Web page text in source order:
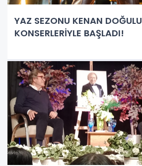
YAZ SEZONU KENAN DOĞULU
KONSERLERİYLE BAŞLADI!